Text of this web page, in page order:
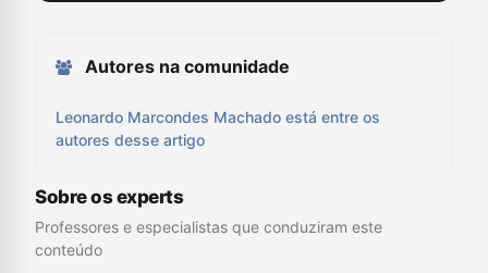
Autores na comunidade
Leonardo Marcondes Machado está entre os
autores desse artigo
Sobre os experts
Professores e especialistas que conduziram este
conteúdo